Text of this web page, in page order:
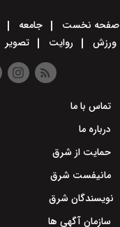
صفحه نخست جامعه
ورزش
روایت تصویر
تماس با ما
درباره ما
حمایت از شرق
مانیفست شرق
نویسندگان شرق
سازمان آگهی ها